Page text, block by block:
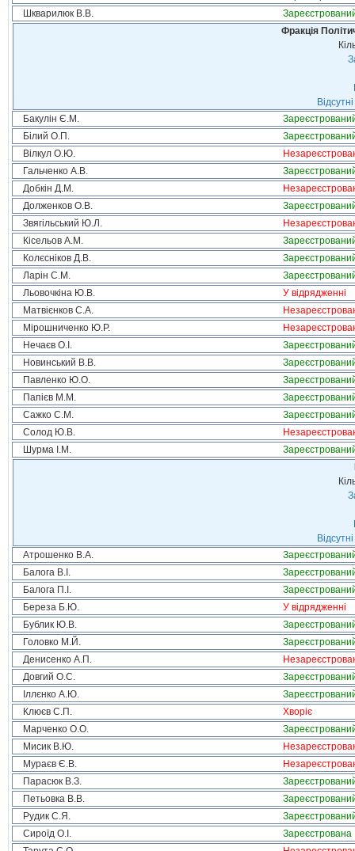
Шкварилюк В.В.
Фракція
Бакулін Є.М.
Білий О.П.
Вілкул О.Ю.
Гальченко А.В.
Добкін Д.М.
Долженков О.В.
Звягільський Ю.Л.
Кісельов А.М.
Колєсніков Д.В.
Ларін С.М.
Льовочкіна Ю.В.
У відрядженні
Матвієнков С.А.
Мірошниченко Ю.Р.
Нечаєв О.І.
Новинський В.В.
Павленко Ю.О.
Папієв М.М.
Сажко С.М.
Солод Ю.В.
Шурма І.М.
Атрошенко В.А.
Балога В.І.
Балога П.І.
Береза Б.Ю.
У відрядженні
Бублик Ю.В.
Головко М.Й.
Денисенко А.П.
Довгий О.С.
Іллєнко А.Ю.
Клюєв С.П.
Хворіє
Марченко О.О.
Мисик В.Ю.
Мураєв Є.В.
Парасюк В.З.
Петьовка В.В.
Рудик С.Я.
Сироїд О.І.
Зареєстрована